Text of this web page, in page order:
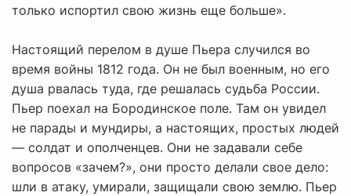
только испортил свою жизнь еще больше».
Настоящий перелом в душе Пьера случился во
время войны 1812 года. Он не был военным, но его
душа рвалась туда, где решалась судьба России.
Пьер поехал на Бородинское поле. Там он увидел
не парады и мундиры, а настоящих, простых людей
— солдат и ополченцев. Они не задавали себе
вопросов «зачем?», они просто делали свое дело:
шли в атаку, умирали, защищали свою землю. Пьер